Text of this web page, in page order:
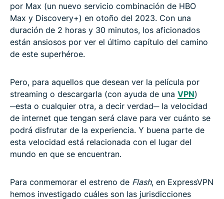
por Max (un nuevo servicio combinación de HBO
Max y Discovery+) en otoño del 2023. Con una
duración de 2 horas y 30 minutos, los aficionados
están ansiosos por ver el último capítulo del camino
de este superhéroe.
Pero, para aquellos que desean ver la película por
streaming o descargarla (con ayuda de una VPN)
─esta o cualquier otra, a decir verdad─ la velocidad
de internet que tengan será clave para ver cuánto se
podrá disfrutar de la experiencia. Y buena parte de
esta velocidad está relacionada con el lugar del
mundo en que se encuentran.
Para conmemorar el estreno de Flash, en ExpressVPN
hemos investigado cuáles son las jurisdicciones